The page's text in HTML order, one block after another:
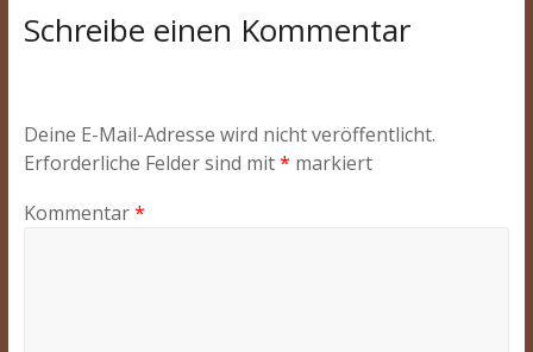
Schreibe einen Kommentar
Deine E-Mail-Adresse wird nicht veröffentlicht.
Erforderliche Felder sind mit* markiert
Kommentar*